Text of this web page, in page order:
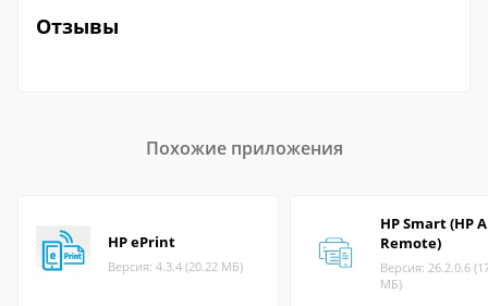
Отзывы
Похожие приложения
HP ePrint
Версия: 4.3.4 (20.22 МБ)
HP Smart (HP
Remote)
Версия: 26.2.0.6
МБ)